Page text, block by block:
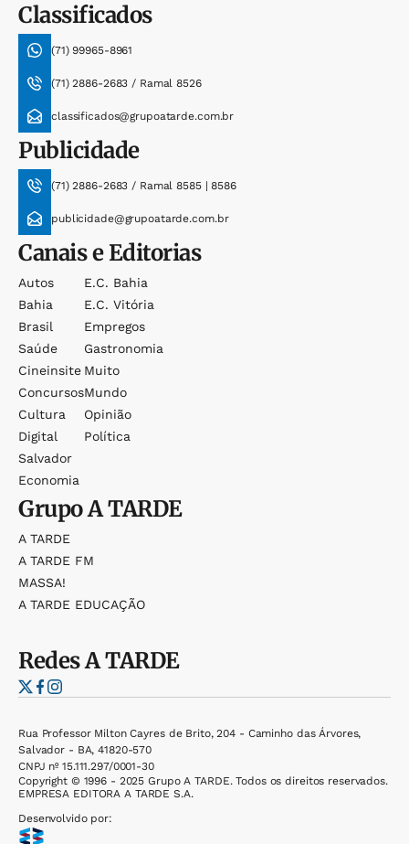
Classificados
(71) 99965-8961
(71) 2886-2683 / Ramal 8526
classificados@grupoatarde.com.br
Publicidade
(71) 2886-2683 / Ramal 8585 | 8586
publicidade@grupoatarde.com.br
Canais e Editorias
Autos
Bahia
Brasil
Saúde
Cineinsite
Concursos
Cultura
Digital
Salvador
Economia
E.c. Bahia
E.c. Vitória
Empregos
Gastronomia
Muito
Mundo
Opinião
Política
GrupoA TARDE
A TARDE
A TARDE FM
MASSA!
A TARDE EDUCAÇÃO
RedesA TARDE
Rua Professor Milton Cayres de Brito, 204 - Caminho das Árvores,
Salvador - BA, 41820-570
CNPJ nº 15.111.297/0001-30
Copyright © 1996 - 2025 Grupo A TARDE. Todos os direitos reservados.
EMPRESA EDITORA A TARDE S.A.
Desenvolvido por: